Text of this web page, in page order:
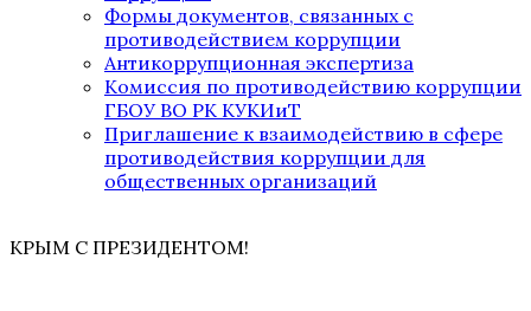
Формы документов, связанных с
противодействием коррупции
Антикоррупционная экспертиза
Комиссия по противодействию коррупции
ГБОУ ВО РК КУКИиТ
Приглашение к взаимодействию в сфере
противодействия коррупции для
общественных организаций
КРЫМ С ПРЕЗИДЕНТОМ!